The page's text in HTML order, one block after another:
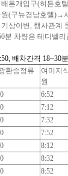
튼개입구(히든호
(구뉴경남호텔)→
상이변, 행사관계
분 차량은 테디벨
배차간격 18~30
환승정류
여미지
원
6:52
7:12
7:32
7:52
8:12
8:32
8:52